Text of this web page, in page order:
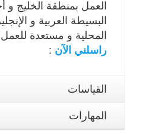
العمل بمنطقة الخليج و
البسيطة العربية و
المحلية و مستعدة للعمل
راسلني الآن :
القياسات
المهارات